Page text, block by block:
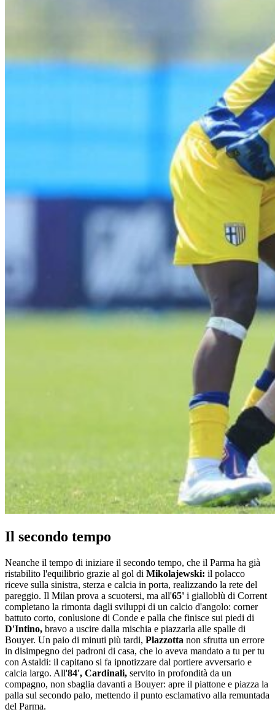
Il secondo tempo
Neanche il tempo di iniziare il secondo tempo, che il Parma ha già
ristabilito l'equilibrio grazie al gol di Mikolajewski: il polacco
riceve sulla sinistra, sterza e calcia in porta, realizzando la rete del
pareggio. Il Milan prova a scuotersi, ma all'65' i gialloblù di Corrent
completano la rimonta dagli sviluppi di un calcio d'angolo: corner
battuto corto, conlusione di Conde e palla che finisce sui piedi di
D'Intino, bravo a uscire dalla mischia e piazzarla alle spalle di
Bouyer. Un paio di minuti più tardi, Plazzotta non sfrutta un errore
in disimpegno dei padroni di casa, che lo aveva mandato a tu per tu
con Astaldi: il capitano si fa ipnotizzare dal portiere avversario e
calcia largo. All'84', Cardinali, servito in profondità da un
compagno, non sbaglia davanti a Bouyer: apre il piattone e piazza la
palla sul secondo palo, mettendo il punto esclamativo alla remuntada
del Parma.